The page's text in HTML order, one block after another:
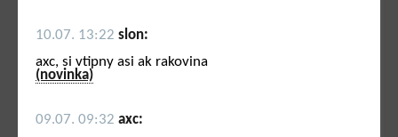
10.07. 13:22 slon:
axc, si vtipny asi ak rakovina
(novinka)
09.07. 09:32 axc: